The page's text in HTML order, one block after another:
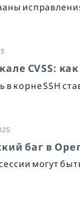
CVSS:
в корне SSH
баг в
могут